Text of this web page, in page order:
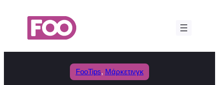
περιεχόμενο
FooTips, Μάρκετινγκ